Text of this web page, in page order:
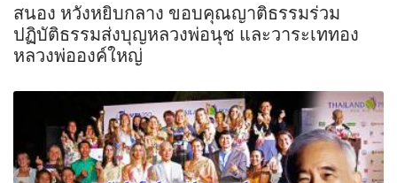
สนอง หวังหยิบกลาง ขอบคุณญาติธรรมร่วม
ปฏิบัติธรรมส่งบุญหลวงพ่อนุช และวาระเททอง
หลวงพ่อองค์ใหญ่